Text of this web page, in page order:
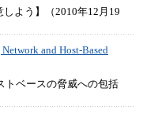
しよう】（2010年12月19
and Host-Based
トベースの脅威への包括